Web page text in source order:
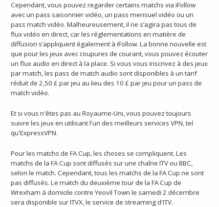
Cependant, vous pouvez regarder certains matchs via iFollow
avec un pass saisonnier vidéo, un pass mensuel vidéo ou un
pass match vidéo. Malheureusement, il ne s’agira pas tous de
flux vidéo en direct, car les réglementations en matière de
diffusion s’appliquent également à iFollow. La bonne nouvelle est
que pour les jeux avec coupures de courant, vous pouvez écouter
un flux audio en direct à la place. Si vous vous inscrivez à des jeux
par match, les pass de match audio sont disponibles à un tarif
réduit de 2,50 £ par jeu au lieu des 10 £ par jeu pour un pass de
match vidéo.
Et si vous n'êtes pas au Royaume-Uni, vous pouvez toujours
suivre les jeux en utilisant l'un des meilleurs services VPN, tel
qu'ExpressVPN.
Pour les matchs de FA Cup, les choses se compliquent. Les
matchs de la FA Cup sont diffusés sur une chaîne ITV ou BBC,
selon le match. Cependant, tous les matchs de la FA Cup ne sont
pas diffusés. Le match du deuxième tour de la FA Cup de
Wrexham à domicile contre Yeovil Town le samedi 2 décembre
sera disponible sur ITVX, le service de streaming d'ITV.